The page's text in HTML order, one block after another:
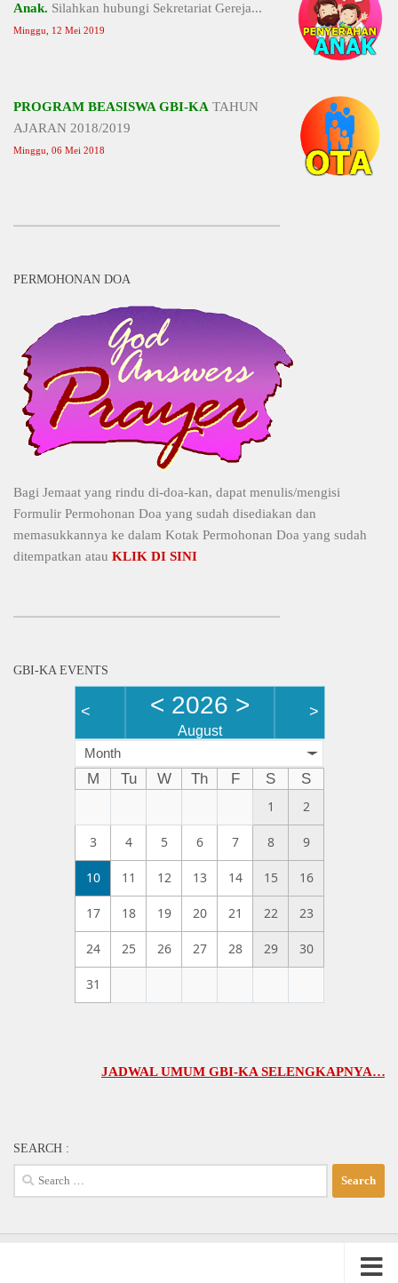
Anak. Silahkan hubungi Sekretariat Gereja...
Minggu, 12 Mei 2019
PROGRAM BEASISWA GBI-KA TAHUN
AJARAN 2018/2019
Minggu, 06 Mei 2018
PERMOHONAN DOA
Bagi Jemaat yang rindu di-doa-kan, dapat menulis/mengisi
Formulir Permohonan Doa yang sudah disediakan dan
memasukkannya ke dalam Kotak Permohonan Doa yang sudah
ditempatkan atau KLIK DI SINI
GBI-KA EVENTS
< < 2026 >
August
>
Month
M Tu W Th F S
S
1
2
3 4 5 6 7 8 9
10 11 12 13 14 15 16
17 18 19 20 21 22 23
24 25 26 27 28 29 30
31
JADWAL UMUM GBI-KA SELENGKAPNYA…(klik di
SEARCH :
Search
for: